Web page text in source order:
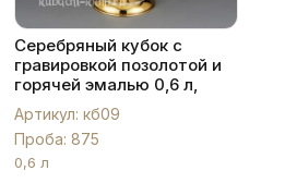
Серебряный кубок с
гравировкой позолотой и
горячей эмалью 0,6 л,
кб09
Артикул: кб09
Проба: 875
0,6 л